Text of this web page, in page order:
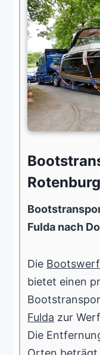
Fulda nach
Die
bietet einen
Fulda zur
Die